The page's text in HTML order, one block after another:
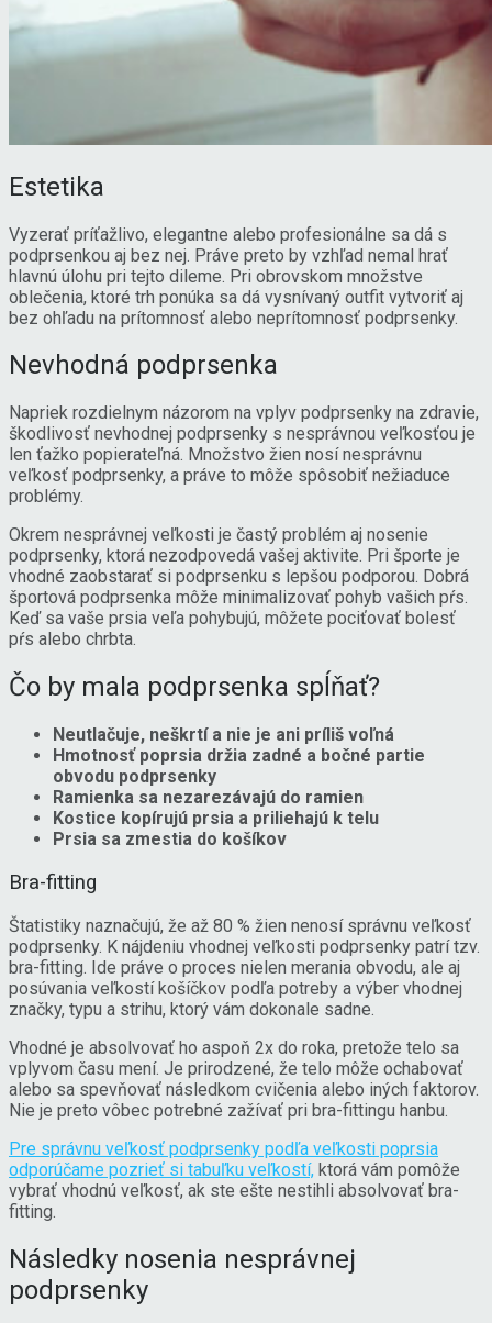
Estetika
Vyzerať príťažlivo, elegantne alebo profesionálne sa dá s
podprsenkou aj bez nej. Práve preto by vzhľad nemal hrať
hlavnú úlohu pri tejto dileme. Pri obrovskom množstve
oblečenia, ktoré trh ponúka sa dá vysnívaný outfit vytvoriť aj
bez ohľadu na prítomnosť alebo neprítomnosť podprsenky.
Nevhodná podprsenka
Napriek rozdielnym názorom na vplyv podprsenky na zdravie,
škodlivosť nevhodnej podprsenky s nesprávnou veľkosťou je
len ťažko popierateľná. Množstvo žien nosí nesprávnu
veľkosť podprsenky, a práve to môže spôsobiť nežiaduce
problémy.
Okrem nesprávnej veľkosti je častý problém aj nosenie
podprsenky, ktorá nezodpovedá vašej aktivite. Pri športe je
vhodné zaobstarať si podprsenku s lepšou podporou. Dobrá
športová podprsenka môže minimalizovať pohyb vašich pŕs.
Keď sa vaše prsia veľa pohybujú, môžete pociťovať bolesť
pŕs alebo chrbta.
Čo by mala podprsenka spĺňať?
Neutlačuje, neškrtí a nie je ani príliš voľná
Hmotnosť poprsia držia zadné a bočné partie
obvodu podprsenky
Ramienka sa nezarezávajú do ramien
Kostice kopírujú prsia a priliehajú k telu
Prsia sa zmestia do košíkov
Bra-fitting
Štatistiky naznačujú, že až 80 % žien nenosí správnu veľkosť
podprsenky. K nájdeniu vhodnej veľkosti podprsenky patrí tzv.
bra-fitting. Ide práve o proces nielen merania obvodu, ale aj
posúvania veľkostí košíčkov podľa potreby a výber vhodnej
značky, typu a strihu, ktorý vám dokonale sadne.
Vhodné je absolvovať ho aspoň 2x do roka, pretože telo sa
vplyvom času mení. Je prirodzené, že telo môže ochabovať
alebo sa spevňovať následkom cvičenia alebo iných faktorov.
Nie je preto vôbec potrebné zažívať pri bra-fittingu hanbu.
Pre správnu veľkosť podprsenky podľa veľkosti poprsia
odporúčame pozrieť si tabuľku veľkostí, ktorá vám pomôže
vybrať vhodnú veľkosť, ak ste ešte nestihli absolvovať bra-
fitting.
Následky nosenia nesprávnej
podprsenky